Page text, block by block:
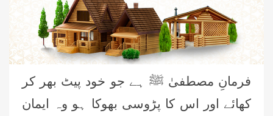
فرمانِ مصطفیٰ ﷺ ہے جو خود پیٹ بھر کر
کھائے اور اس کا پڑوسی بھوکا ہو وہ ایمان